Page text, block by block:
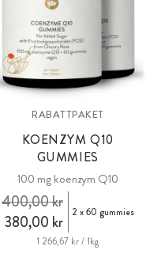
RABATTPAKET
KOENZYM Q10
GUMMIES
100 mg koenzym Q10
380,00 kr
400,00 kr 2 x 60 gummies
1 266,67 kr / 1kg